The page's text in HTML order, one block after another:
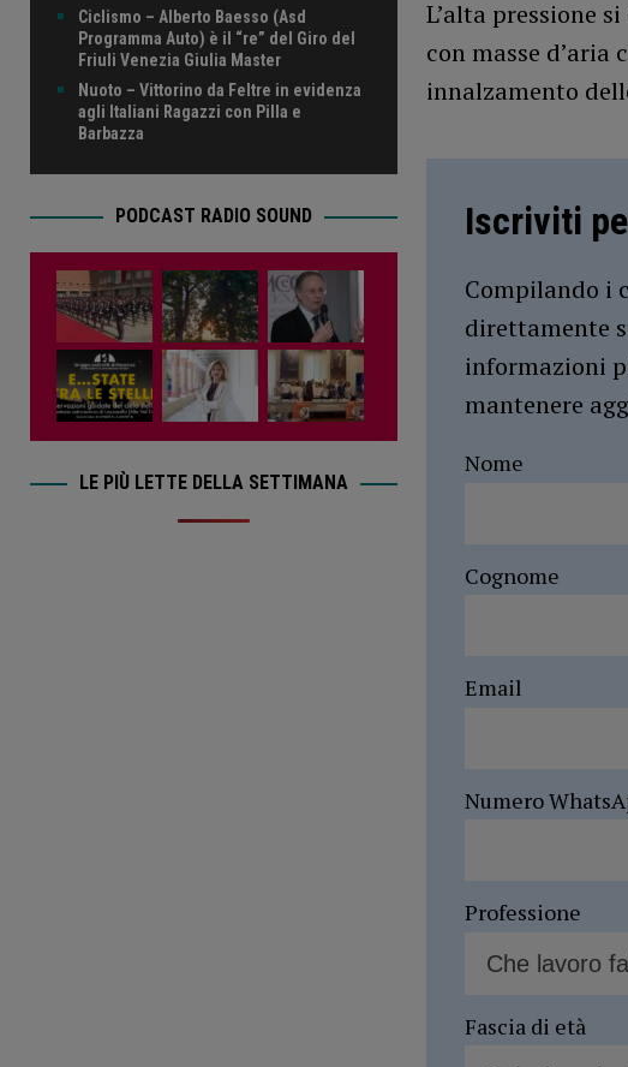
L’alta pressione
con masse
innalzamento
Iscriviti
Compilando i
direttamente
informazioni
mantenere
Nome
Cognome
Email
Numero
Professione
Fascia di età
Ciclismo – Alberto Baesso (Asd
Programma Auto) è il “re” del Giro del
Friuli Venezia Giulia Master
Nuoto – Vittorino da Feltre in evidenza
agli Italiani Ragazzi con Pilla e
Barbazza
PODCAST RADIO SOUND
LE PIÙ LETTE DELLA SETTIMANA